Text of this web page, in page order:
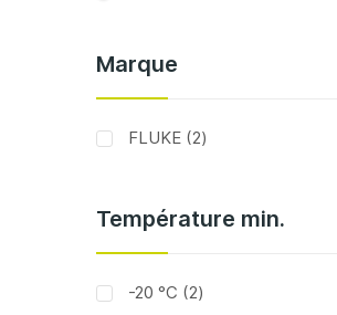
Marque
FLUKE 2articles
Température min.
-20 °C 2articles